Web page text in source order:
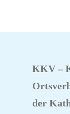
KKV –
der